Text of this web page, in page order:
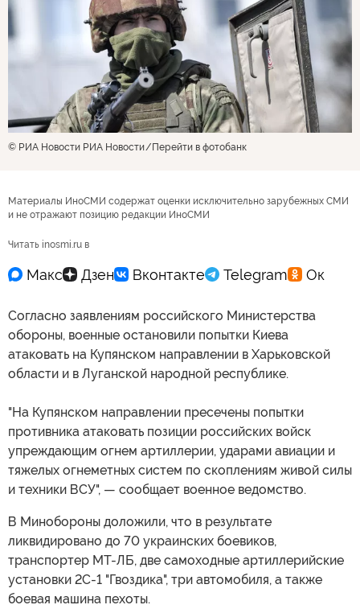
© РИА Новости РИА Новости Перейти в фотобанк
Материалы ИноСМИ содержат оценки исключительно зарубежных СМИ
и не отражают позицию редакции ИноСМИ
Читать inosmi.ru в
Согласно заявлениям российского Министерства
обороны, военные остановили попытки Киева
атаковать на Купянском направлении в Харьковской
области и в Луганской народной республике.
"На Купянском направлении пресечены попытки
противника атаковать позиции российских войск
упреждающим огнем артиллерии, ударами авиации и
тяжелых огнеметных систем по скоплениям живой силы
и техники ВСУ", — сообщает военное ведомство.
В Минобороны доложили, что в результате
ликвидировано до 70 украинских боевиков,
транспортер МТ-ЛБ, две самоходные артиллерийские
установки 2С-1 "Гвоздика", три автомобиля, а также
боевая машина пехоты.